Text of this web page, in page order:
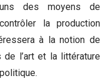
uns des moyens de
la production
à la notion de
l’art et la littérature